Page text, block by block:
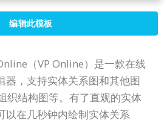
编辑此模板
（VP Online）是一款在线
器，支持实体关系图和其他图
织结构图等。有了直观的实体
以在几秒钟内绘制实体关系